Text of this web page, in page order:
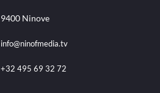
9400 Ninove
info@ninofmedia.tv
+32 495 69 32 72